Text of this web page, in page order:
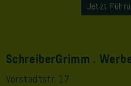
Jetzt
SchreiberGrimm .
Vorstadtstr. 17